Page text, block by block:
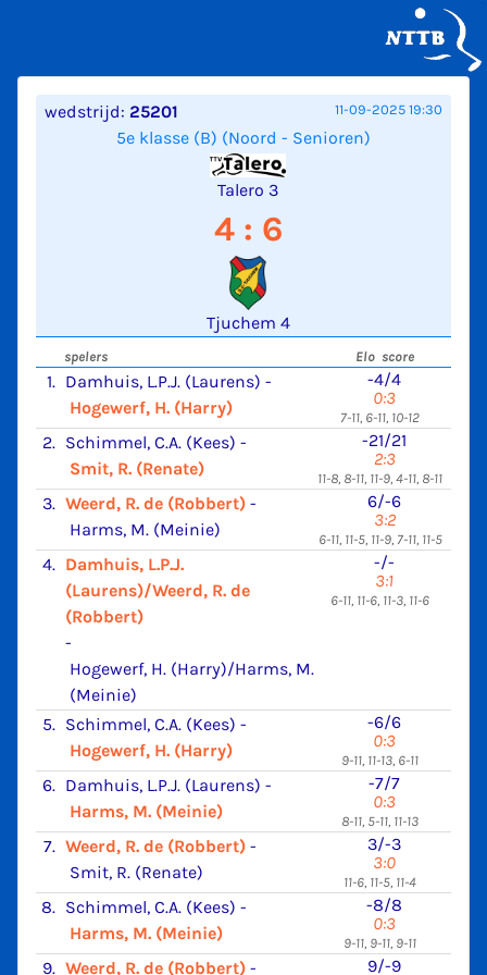
wedstrijd: 25201 11-09-2025 19:30
5e klasse (B) (Noord - Senioren)
Talero 3
4 : 6
Tjuchem 4
spelers Elo score
1. Damhuis, L.P.J. (Laurens) -
Hogewerf, H. (Harry)
-4/4
0:3
7-11, 6-11, 10-12
2. Schimmel, C.A. (Kees) -
Smit, R. (Renate)
-21/21
2:3
11-8, 8-11, 11-9, 4-11, 8-11
3. Weerd, R. de (Robbert) -
Harms, M. (Meinie)
6/-6
3:2
6-11, 11-5, 11-9, 7-11, 11-5
4. Damhuis, L.P.J.
(Laurens)/Weerd, R. de
(Robbert)
-
Hogewerf, H. (Harry)/Harms, M.
(Meinie)
-/-
3:1
6-11, 11-6, 11-3, 11-6
5. Schimmel, C.A. (Kees) -
Hogewerf, H. (Harry)
-6/6
0:3
9-11, 11-13, 6-11
6. Damhuis, L.P.J. (Laurens) -
Harms, M. (Meinie)
-7/7
0:3
8-11, 5-11, 11-13
7. Weerd, R. de (Robbert) -
Smit, R. (Renate)
3/-3
3:0
11-6, 11-5, 11-4
8. Schimmel, C.A. (Kees) -
Harms, M. (Meinie)
-8/8
0:3
9-11, 9-11, 9-11
9. Weerd, R. de (Robbert) -
9/-9